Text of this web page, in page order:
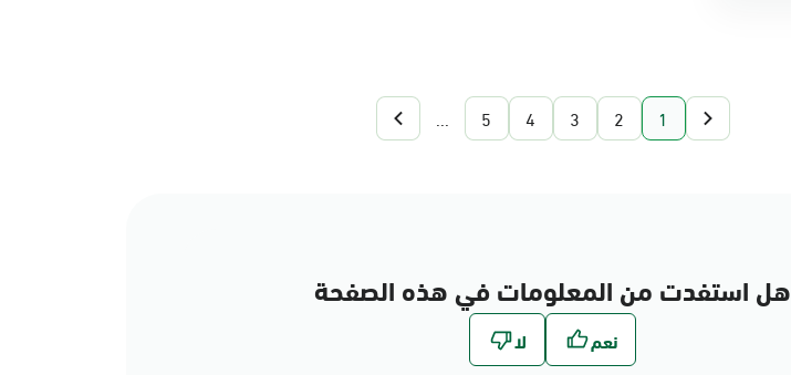
1
2
3
4
5
...
هل استفدت من المعلومات في هذه الصفحة